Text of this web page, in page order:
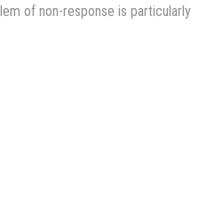
of non-response is particularly